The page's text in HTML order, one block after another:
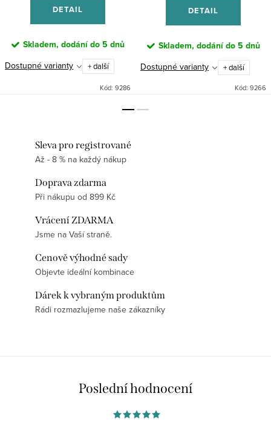
DETAIL
Skladem, dodání do 5 dnů
Dostupné varianty
+ další
Kód: 9286
DETAIL
Skladem, dodání do 5 dnů
Dostupné varianty
+ další
Kód: 9266
Sleva pro registrované
Až - 8 % na každý nákup
Doprava zdarma
Při nákupu od 899 Kč
Vrácení ZDARMA
Jsme na Vaší straně.
Cenově výhodné sady
Objevte ideální kombinace
Dárek k vybraným produktům
Rádi rozmazlujeme naše zákazníky
Poslední hodnocení